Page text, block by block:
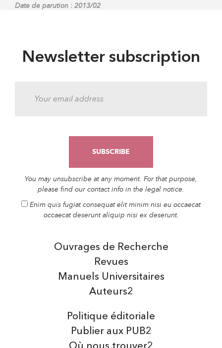
Date de parution : 2013/02
Newsletter subscription
You may unsubscribe at any moment. For that purpose,
please find our contact info in the legal notice.
Enim quis fugiat consequat elit minim nisi eu occaecat
occaecat deserunt aliquip nisi ex deserunt.
Auteurs2
Manuels Universitaires
Ouvrages de Recherche
Revues
Politique éditoriale
Publier aux PUB2